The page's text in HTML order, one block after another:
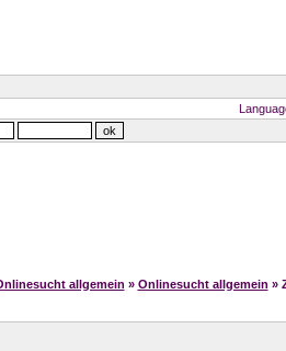
allgemein » Onlinesucht allgemein »